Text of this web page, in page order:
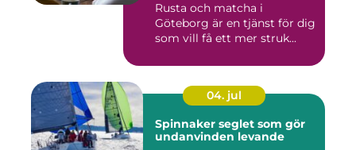
Rusta och matcha i
Göteborg är en tjänst för dig
som vill få ett mer struk...
04. jul
Spinnaker seglet som gör
undanvinden levande